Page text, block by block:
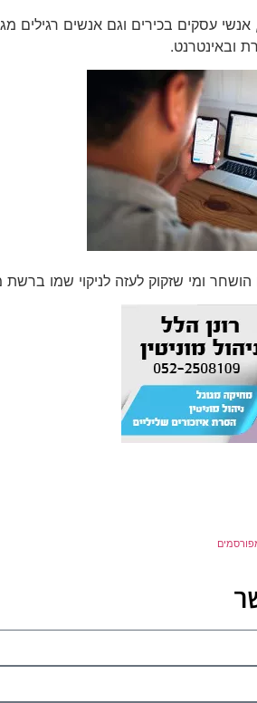
עסקים בכירים וגם אנשים רגילים
ובאינטרנט.
ומי שזקוק לעזה לניקוי שמו ברשת